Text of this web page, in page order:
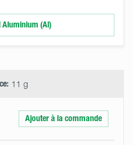
Aluminium (Al)
11 g
Ajouter à la commande